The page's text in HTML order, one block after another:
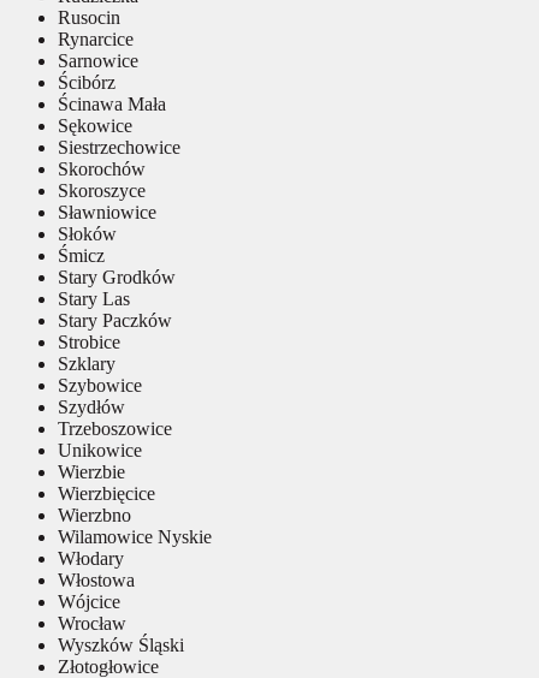
Rusocin
Rynarcice
Sarnowice
Ścibórz
Ścinawa Mała
Sękowice
Siestrzechowice
Skorochów
Skoroszyce
Sławniowice
Słoków
Śmicz
Stary Grodków
Stary Las
Stary Paczków
Strobice
Szklary
Szybowice
Szydłów
Trzeboszowice
Unikowice
Wierzbie
Wierzbięcice
Wierzbno
Wilamowice Nyskie
Włodary
Włostowa
Wójcice
Wrocław
Wyszków Śląski
Złotogłowice